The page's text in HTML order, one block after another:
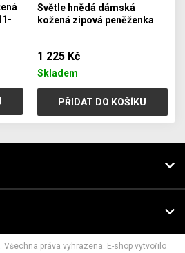
Světle hnědá dámská
kožená zipová peněženka
1 225 Kč
Skladem
PŘIDAT DO KOŠÍKU
práva vyhrazena. E-shop vytvořilo